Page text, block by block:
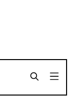
SHARE
SHARE